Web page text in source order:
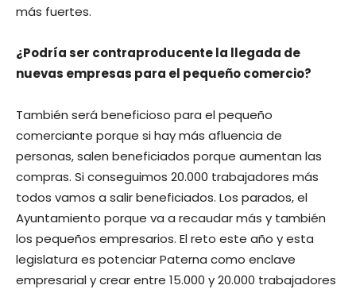
más fuertes.
¿Podría ser contraproducente la llegada de
nuevas empresas para el pequeño comercio?
También será beneficioso para el pequeño
comerciante porque si hay más afluencia de
personas, salen beneficiados porque aumentan las
compras. Si conseguimos 20.000 trabajadores más
todos vamos a salir beneficiados. Los parados, el
Ayuntamiento porque va a recaudar más y también
los pequeños empresarios. El reto este año y esta
legislatura es potenciar Paterna como enclave
empresarial y crear entre 15.000 y 20.000 trabajadores